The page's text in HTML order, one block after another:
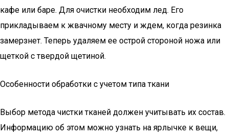
кафе или баре. Для очистки необходим лед. Его
прикладываем к жвачному месту и ждем, когда резинка
замерзнет. Теперь удаляем ее острой стороной ножа или
щеткой с твердой щетиной.
Особенности обработки с учетом типа ткани
Выбор метода чистки тканей должен учитывать их состав.
Информацию об этом можно узнать на ярлычке к вещи,